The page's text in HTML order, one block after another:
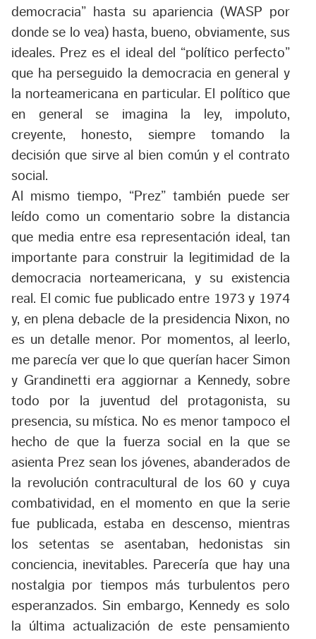
democracia” hasta su apariencia (WASP por
donde se lo vea) hasta, bueno, obviamente, sus
ideales. Prez es el ideal del “político perfecto”
que ha perseguido la democracia en general y
la norteamericana en particular. El político que
en general se imagina la ley, impoluto,
creyente, honesto, siempre tomando la
decisión que sirve al bien común y el contrato
social.
Al mismo tiempo, “Prez” también puede ser
leído como un comentario sobre la distancia
que media entre esa representación ideal, tan
importante para construir la legitimidad de la
democracia norteamericana, y su existencia
real. El comic fue publicado entre 1973 y 1974
y, en plena debacle de la presidencia Nixon, no
es un detalle menor. Por momentos, al leerlo,
me parecía ver que lo que querían hacer Simon
y Grandinetti era aggiornar a Kennedy, sobre
todo por la juventud del protagonista, su
presencia, su mística. No es menor tampoco el
hecho de que la fuerza social en la que se
asienta Prez sean los jóvenes, abanderados de
la revolución contracultural de los 60 y cuya
combatividad, en el momento en que la serie
fue publicada, estaba en descenso, mientras
los setentas se asentaban, hedonistas sin
conciencia, inevitables. Parecería que hay una
nostalgia por tiempos más turbulentos pero
esperanzados. Sin embargo, Kennedy es solo
la última actualización de este pensamiento